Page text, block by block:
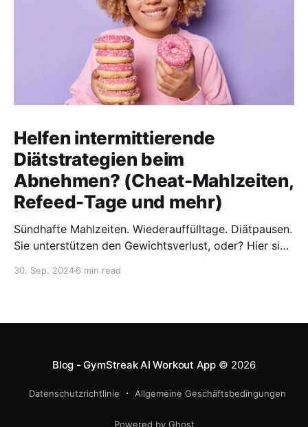
Helfen intermittierende
Diätstrategien beim
Abnehmen? (Cheat-Mahlzeiten,
Refeed-Tage und mehr)
Sündhafte Mahlzeiten. Wiederauffülltage. Diätpausen.
Sie unterstützen den Gewichtsverlust, oder? Hier sind
intermittierenden Diätstrategien.
30. Sep. 20246 min read
Blog - GymStreak AI Workout App © 2026
Datenschutzrichtlinie Allgemeine Geschäftsbedingungen
Powered by Ghost